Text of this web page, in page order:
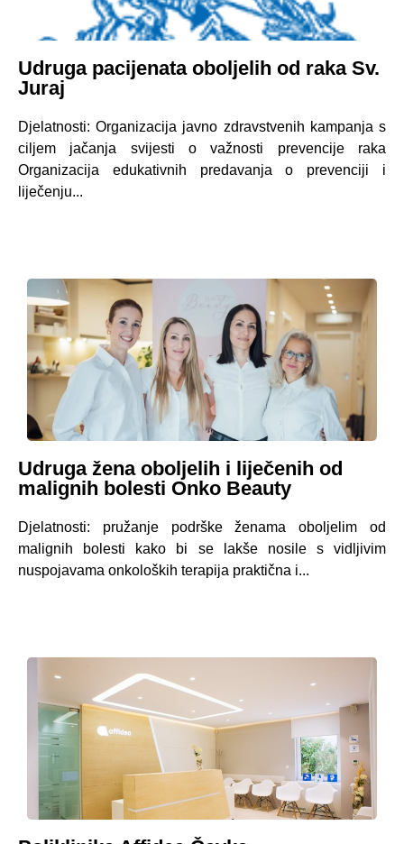
Udruga pacijenata oboljelih od raka Sv.
Juraj
Djelatnosti: Organizacija javno zdravstvenih kampanja s
ciljem jačanja svijesti o važnosti prevencije raka
Organizacija edukativnih predavanja o prevenciji i
liječenju...
Udruga žena oboljelih i liječenih od
malignih bolesti Onko Beauty
Djelatnosti: pružanje podrške ženama oboljelim od
malignih bolesti kako bi se lakše nosile s vidljivim
nuspojavama onkoloških terapija praktična i...